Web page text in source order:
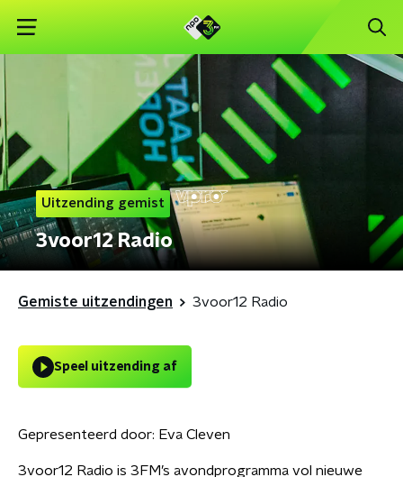
Uitzending gemist
3voor12 Radio
Gemiste uitzendingen 3voor12 Radio
Speel uitzending af
Gepresenteerd door: Eva Cleven
3voor12 Radio is 3FM’s avondprogramma vol nieuwe